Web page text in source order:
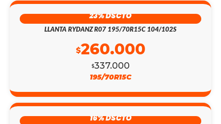
23% DSCTO
LLANTA RYDANZ R07 195/70R15C 104/102S
$337.000
$260.000
195/70R15C
16% DSCTO